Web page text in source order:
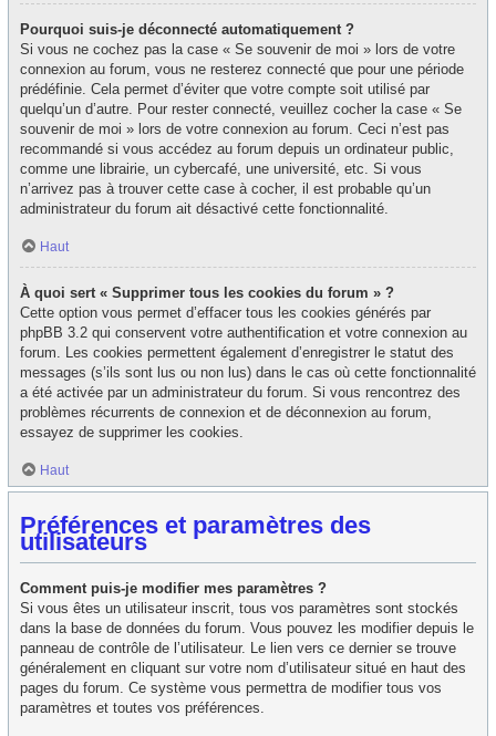
Pourquoi suis-je déconnecté automatiquement ?
Si vous ne cochez pas la case « Se souvenir de moi » lors de votre
connexion au forum, vous ne resterez connecté que pour une période
prédéfinie. Cela permet d’éviter que votre compte soit utilisé par
quelqu’un d’autre. Pour rester connecté, veuillez cocher la case « Se
souvenir de moi » lors de votre connexion au forum. Ceci n’est pas
recommandé si vous accédez au forum depuis un ordinateur public,
comme une librairie, un cybercafé, une université, etc. Si vous
n’arrivez pas à trouver cette case à cocher, il est probable qu’un
administrateur du forum ait désactivé cette fonctionnalité.
Haut
À quoi sert « Supprimer tous les cookies du forum » ?
Cette option vous permet d’effacer tous les cookies générés par
phpBB 3.2 qui conservent votre authentification et votre connexion au
forum. Les cookies permettent également d’enregistrer le statut des
messages (s’ils sont lus ou non lus) dans le cas où cette fonctionnalité
a été activée par un administrateur du forum. Si vous rencontrez des
problèmes récurrents de connexion et de déconnexion au forum,
essayez de supprimer les cookies.
Haut
Préférences et paramètres des
utilisateurs
Comment puis-je modifier mes paramètres ?
Si vous êtes un utilisateur inscrit, tous vos paramètres sont stockés
dans la base de données du forum. Vous pouvez les modifier depuis le
panneau de contrôle de l’utilisateur. Le lien vers ce dernier se trouve
généralement en cliquant sur votre nom d’utilisateur situé en haut des
pages du forum. Ce système vous permettra de modifier tous vos
paramètres et toutes vos préférences.